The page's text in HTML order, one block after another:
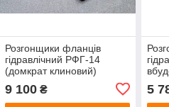
Розгонщики фланців
гідравлічний РФГ-14
(домкрат клиновий)
9 100₴ 5